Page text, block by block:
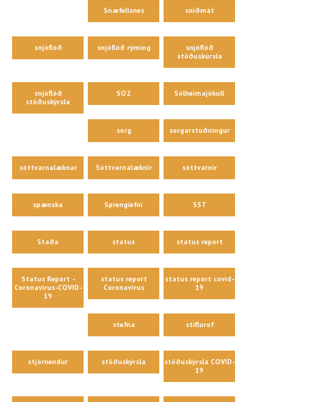
Snæfellsnes sniðmát
snjóflóð snjóflóð rýming
snjóflóð
stöðuskúrsla
snjóflóð
stöðuskýrsla
SO2 Sólheimajökull
sorg sorgarstuðningur
sóttvarnalæknar Sóttvarnalæknir sóttvarnir
spænska Sprengiefni SST
Staða status status report
Status Report -
Coronavirus-COVID-
19
status report
Coronavirus
status report covid-
19
stefna stíflurof
stjórnendur stöðuskýrsla
stöðuskýrsla COVID-
19